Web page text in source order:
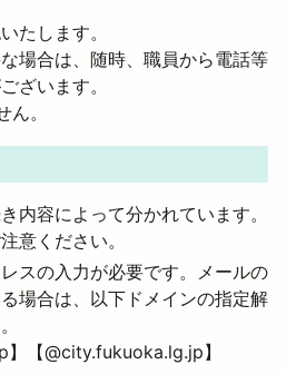
たします。
場合は、随時、職員から電話等
ざいます。
。
内容によって分かれています。
意ください。
スの入力が必要です。メールの
場合は、以下ドメインの指定解
【@city.fukuoka.lg.jp】